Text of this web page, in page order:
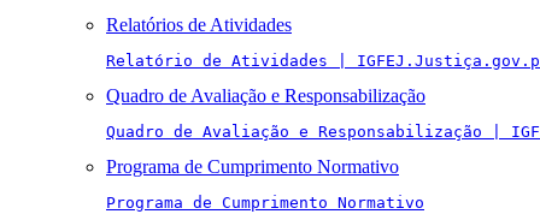
Relatórios de Atividades
Relatório de Atividades |
Quadro de Avaliação e Responsabilização
Quadro de Avaliação e Responsabilização |
Programa de Cumprimento Normativo
Programa de Cumprimento Normativo